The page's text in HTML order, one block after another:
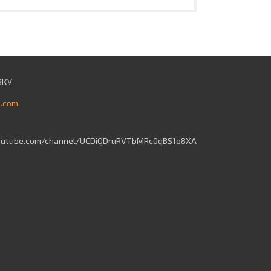
channel/UCDiQDruRVTbMRc0qBS1o8XA